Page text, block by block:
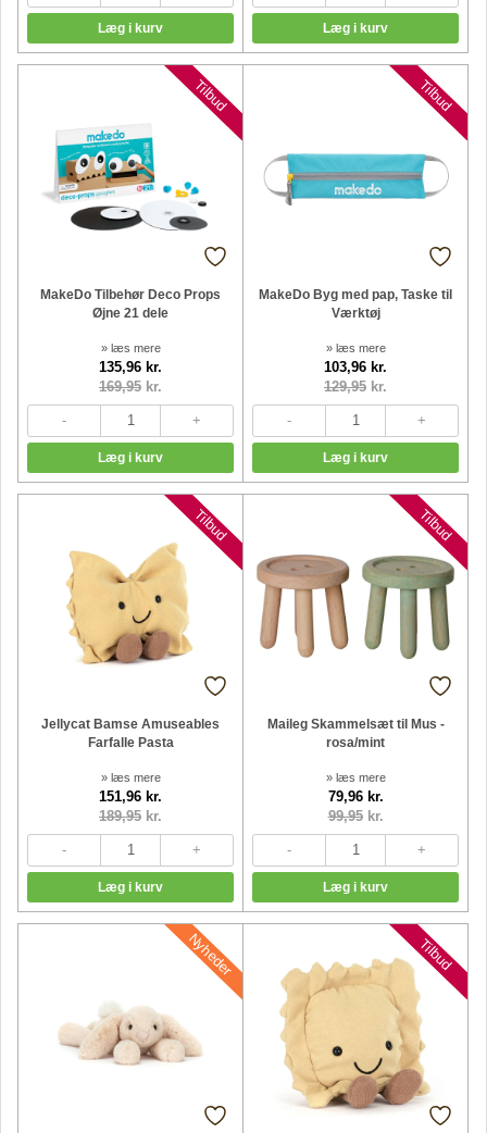
MakeDo Tilbehør Deco Props
Øjne 21 dele
» læs mere
135,96 kr.
169,95 kr.
Nyheder
Tilbud
MakeDo Byg med pap, Taske til
Værktøj
» læs mere
103,96 kr.
129,95 kr.
Nyheder
Tilbud
Jellycat Bamse Amuseables
Farfalle Pasta
» læs mere
151,96 kr.
189,95 kr.
Nyheder
Tilbud
Maileg Skammelsæt til Mus -
rosa/mint
» læs mere
79,96 kr.
99,95kr.
Nyheder
Tilbud
Nyheder Nyheder
Tilbud